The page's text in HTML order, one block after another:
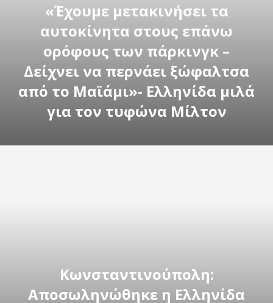
«Έχουμε μετακινήσει τα
αυτοκίνητα στους επάνω
ορόφους των πάρκινγκ –
Δείχνει να περνάει ξώφαλτσα
από το Μαϊάμι»- Ελληνίδα μιλά
για τον τυφώνα Μίλτον
Κωνσταντινούπολη:
Αποσωληνώθηκε η Ελληνίδα